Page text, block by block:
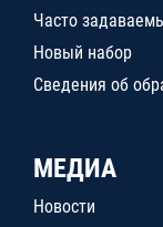
Часто
Новый набор
Сведения об
МЕДИА
Новости